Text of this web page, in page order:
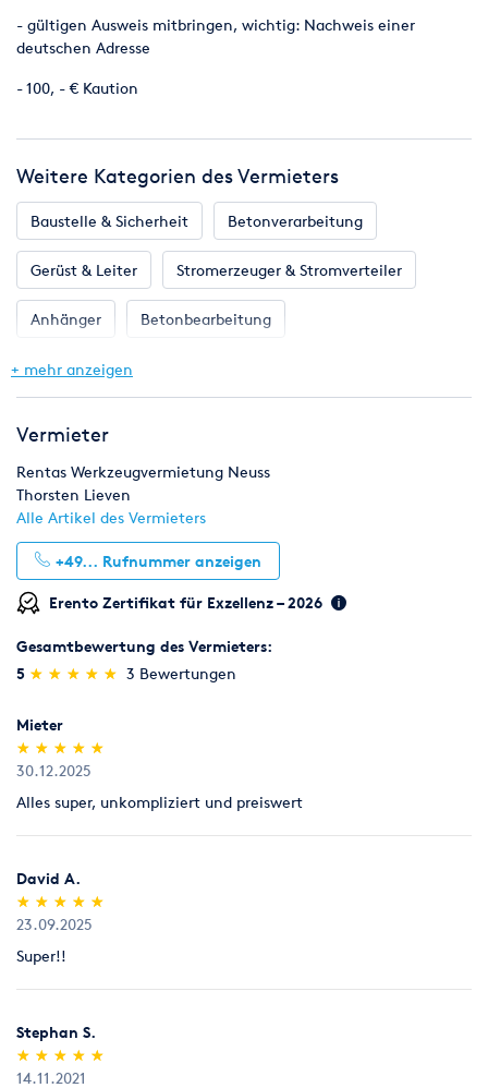
- gültigen Ausweis mitbringen, wichtig: Nachweis einer
deutschen Adresse
- 100, - € Kaution
Weitere Kategorien des Vermieters
Baustelle & Sicherheit Betonverarbeitung
Gerüst & Leiter Stromerzeuger & Stromverteiler
Anhänger Betonbearbeitung
Bodenverdichter & Rüttler
Fräsen & Schneiden Fugen & Trennen
Gartengeräte Klempnerbedarf
Mess- & Prüfgeräte Pumpen
Renovieren Sägen, Hobeln & Schleifen
+ mehr anzeigen
Vermieter
Rentas Werkzeugvermietung Neuss
Thorsten Lieven
Alle Artikel des Vermieters
+49... Rufnummer anzeigen
Erento Zertifikat für Exzellenz – 2026
Gesamtbewertung des Vermieters:
5 (*)
★
★
(*) ★
★
(*) ★
★
(*) ★
★
(*) ★
★ 3 Bewertungen
Mieter
(*)
★
★
(*) ★
★
(*) ★
★
(*) ★
★
(*) ★
★
30.12.2025
Alles super, unkompliziert und preiswert
David A.
(*)
★
★
(*) ★
★
(*) ★
★
(*) ★
★
(*) ★
★
23.09.2025
Super!!
Stephan S.
(*)
★
★
(*) ★
★
(*) ★
★
(*) ★
★
(*) ★
★
14.11.2021